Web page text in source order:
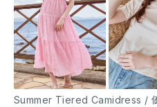
Summer Tiered Camidress /